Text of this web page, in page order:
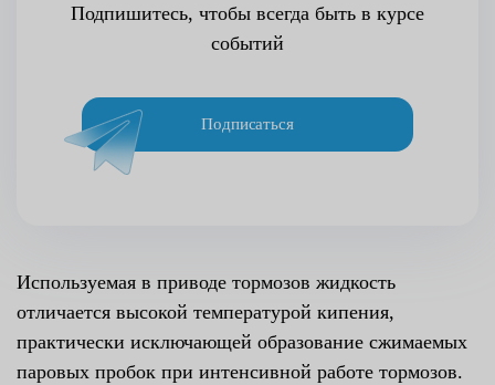
Подпишитесь, чтобы всегда быть в курсе
событий
Подписаться
Используемая в приводе тормозов жидкость
отличается высокой температурой кипения,
практически исключающей образование сжимаемых
паровых пробок при интенсивной работе тормозов.